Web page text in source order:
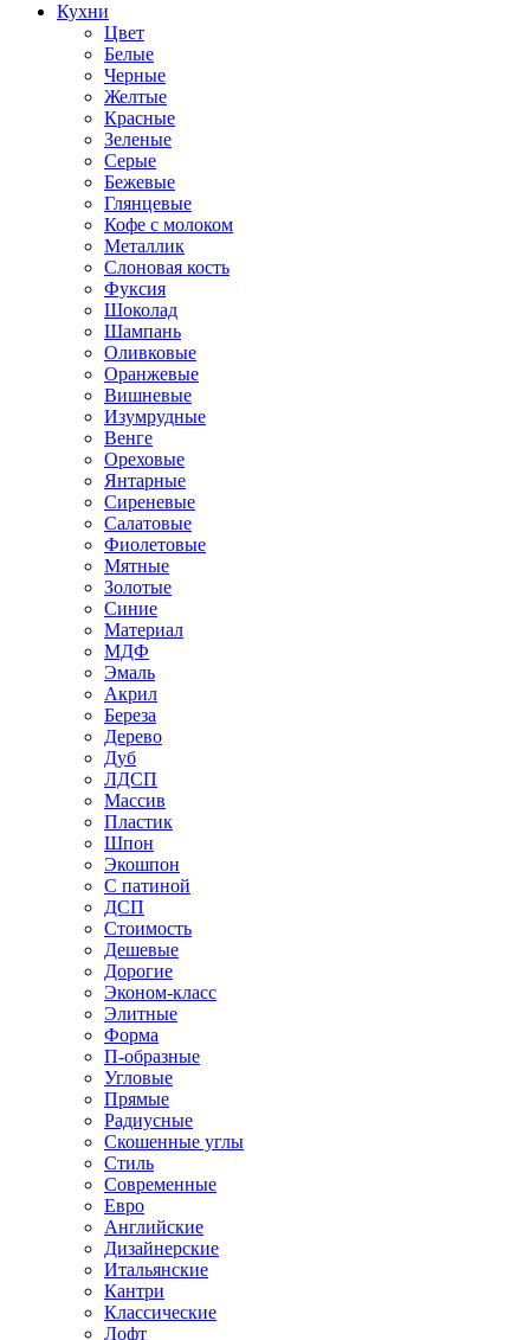
Кухни
Цвет
Белые
Черные
Желтые
Красные
Зеленые
Серые
Бежевые
Глянцевые
Кофе с молоком
Металлик
Слоновая кость
Фуксия
Шоколад
Шампань
Оливковые
Оранжевые
Вишневые
Изумрудные
Венге
Ореховые
Янтарные
Сиреневые
Салатовые
Фиолетовые
Мятные
Золотые
Синие
Материал
МДФ
Эмаль
Акрил
Береза
Дерево
Дуб
ЛДСП
Массив
Пластик
Шпон
Экошпон
С патиной
ДСП
Стоимость
Дешевые
Дорогие
Эконом-класс
Элитные
Форма
П-образные
Угловые
Прямые
Радиусные
Скошенные углы
Стиль
Современные
Евро
Английские
Дизайнерские
Итальянские
Кантри
Классические
Лофт